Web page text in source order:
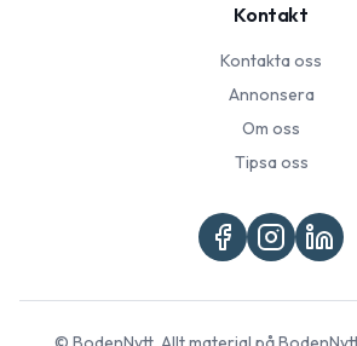
Kontakt
Kontakta oss
Annonsera
Om oss
Tipsa oss